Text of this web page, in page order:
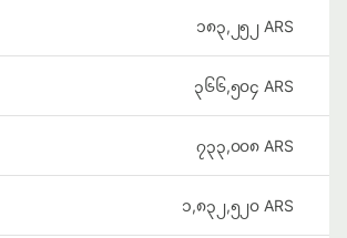
၁၈၃,၂၅၂ ARS
၃၆၆,၅၀၄ ARS
၇၃၃,၀၀၈ ARS
၁,၈၃၂,၅၂၀ ARS